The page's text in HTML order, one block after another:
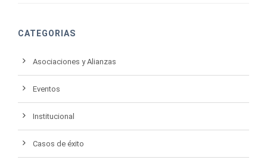
CATEGORIAS
Asociaciones y Alianzas
Eventos
Institucional
Casos de éxito